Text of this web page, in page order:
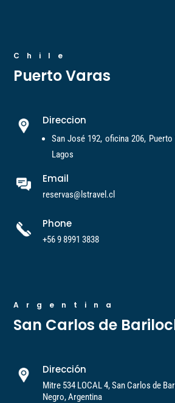
Chile
Puerto Varas
Direccion
San José 192, oficina 206,
Lagos
Email
reservas@lstravel.cl
Phone
+56 9 8991 3838
Argentina
San Carlos de
Dirección
Mitre 534 LOCAL 4, San Carlos de
Negro, Argentina